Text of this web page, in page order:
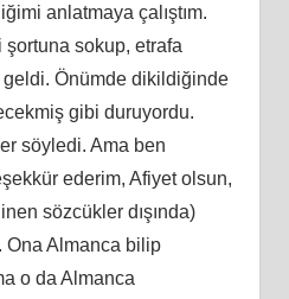
anlatmaya çalıştım.
şortuna sokup, etrafa
geldi. Önümde dikildiğinde
gibi duruyordu.
söyledi. Ama ben
ederim, Afiyet olsun,
sözcükler dışında)
Ona Almanca bilip
o da Almanca